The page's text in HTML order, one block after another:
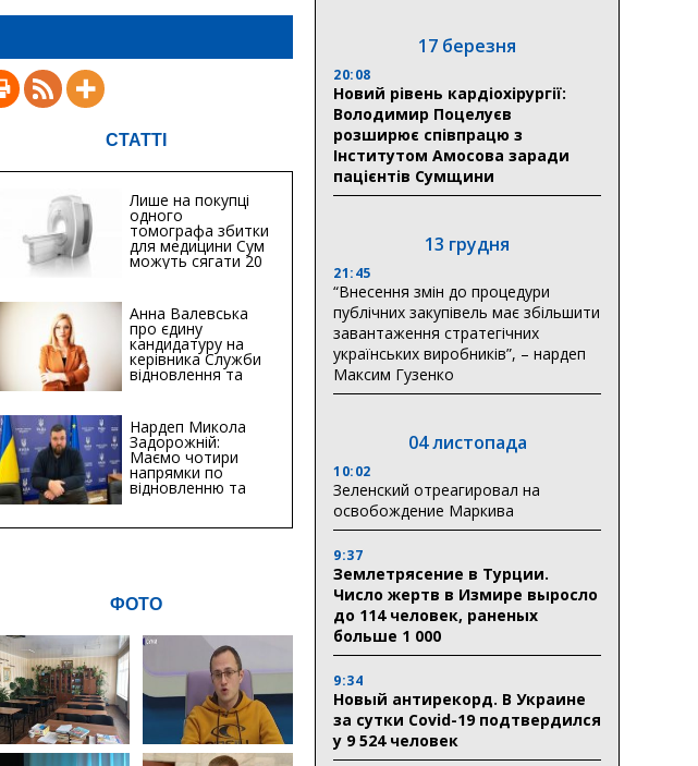
СТАТТІ
Лише на покупці
одного
томографа збитки
для медицини Сум
можуть сягати 20
мільйонів гривень
Анна Валевська
про єдину
кандидатуру на
керівника Служби
відновлення та
інфраструктури у
Хіба...
Нардеп Микола
Задорожній:
Маємо чотири
напрямки по
відновленню та
будівництву
інфраструктури
ФОТО
17 березня
20:08
Новий рівень кардіохірургії:
Володимир Поцелуєв
розширює співпрацю з
Інститутом Амосова заради
пацієнтів Сумщини
13 грудня
21:45
“Внесення змін до процедури
публічних закупівель має збільшити
завантаження стратегічних
українських виробників”, – нардеп
Максим Гузенко
04 листопада
10:02
Зеленский отреагировал на
освобождение Маркива
9:37
Землетрясение в Турции.
Число жертв в Измире выросло
до 114 человек, раненых
больше 1 000
9:34
Новый антирекорд. В Украине
за сутки Covid-19 подтвердился
у 9 524 человек